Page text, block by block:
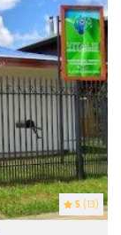
5 (13)